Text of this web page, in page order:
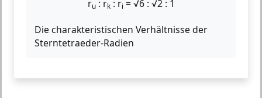
ru: rk: ri = √6 : √2 : 1
Die charakteristischen Verhältnisse der
Sterntetraeder-Radien